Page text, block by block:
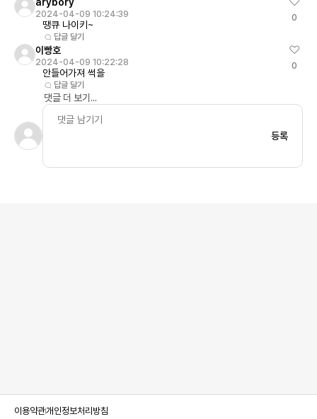
2024-04-09 10:24:39
땡큐 나이키~
답글 달기
0
이빵호
2024-04-09 10:22:28
안들어가져 썩을
답글 달기
0
댓글 더 보기...
등록
이용약관개인정보처리방침